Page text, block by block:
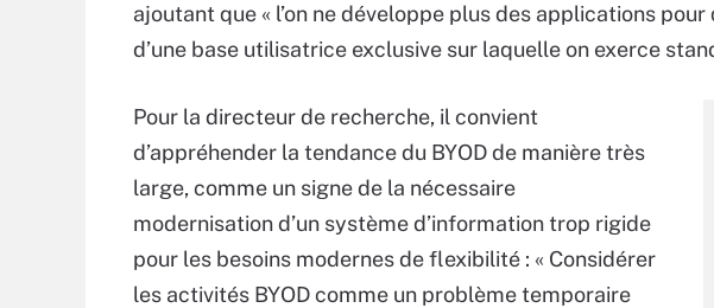
ajoutant que « l’on ne développe plus des applications
d’une base utilisatrice exclusive sur laquelle on exerce
Pour la directeur de recherche, il convient
d’appréhender la tendance du BYOD de manière très
large, comme un signe de la nécessaire
modernisation d’un système d’information trop rigide
pour les besoins modernes de flexibilité : « Considérer
les activités BYOD comme un problème temporaire